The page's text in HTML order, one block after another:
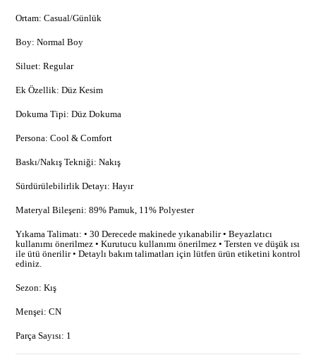
Ortam: Casual/Günlük
Boy: Normal Boy
Siluet: Regular
Ek Özellik: Düz Kesim
Dokuma Tipi: Düz Dokuma
Persona: Cool & Comfort
Baskı/Nakış Tekniği: Nakış
Sürdürülebilirlik Detayı: Hayır
Materyal Bileşeni: 89% Pamuk, 11% Polyester
Yıkama Talimatı: • 30 Derecede makinede yıkanabilir • Beyazlatıcı
kullanımı önerilmez • Kurutucu kullanımı önerilmez • Tersten ve düşük ısı
ile ütü önerilir • Detaylı bakım talimatları için lütfen ürün etiketini kontrol
ediniz.
Sezon: Kış
Menşei: CN
Parça Sayısı: 1